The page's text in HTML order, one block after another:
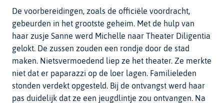
De voorbereidingen, zoals de officiële voordracht,
gebeurden in het grootste geheim. Met de hulp van
haar zusje Sanne werd Michelle naar Theater Diligentia
gelokt. De zussen zouden een rondje door de stad
maken. Nietsvermoedend liep ze het theater. Ze merkte
niet dat er paparazzi op de loer lagen. Familieleden
stonden verdekt opgesteld. Bij de ontvangst werd haar
pas duidelijk dat ze een jeugdlintje zou ontvangen. Na